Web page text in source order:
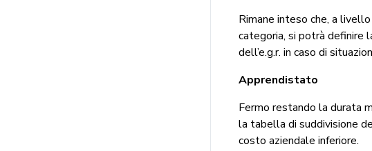
Rimane inteso che, a
categoria, si potrà definire
dell’e.g.r. in caso di
Apprendistato
Fermo restando la durata
la tabella di suddivisione
costo aziendale inferiore.